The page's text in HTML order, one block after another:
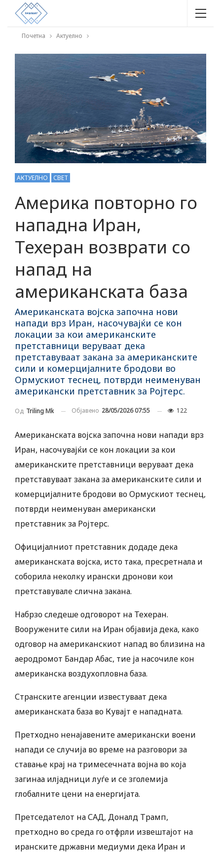
Почетна Актуелно
АКТУЕЛНО СВЕТ
Америка повторно го
нападна Иран,
Техеран возврати со
напад на
американската база
Американската војска започна нови
напади врз Иран, насочувајќи се кон
локации за кои американските
претставници веруваат дека
претставуваат закана за американските
сили и комерцијалните бродови во
Ормускиот теснец, потврди неименуван
американски претставник за Ројтерс.
Од Triling Mk Објавено 28/05/2026 07:55 122
Американската војска започна нови напади врз
Иран, насочувајќи се кон локации за кои
американските претставници веруваат дека
претставуваат закана за американските сили и
комерцијалните бродови во Ормускиот теснец,
потврди неименуван американски
претставник за Ројтерс.
Официјалниот претставник додаде дека
американската војска, исто така, пресретнала и
соборила неколку ирански дронови кои
претставувале слична закана.
Набрзо следеше одговорот на Техеран.
Вооружените сили на Иран објавија дека, како
одговор на американскиот напад во близина на
аеродромот Бандар Абас, тие ја насочиле кон
американска воздухопловна база.
Странските агенции известуваат дека
американската база во Кувајт е нападната.
Претходно ненајавените американски воени
напади се случија во време на разговори за
ставање крај на тримесечната војна во која
загинаа илјадници луѓе и се зголемија
глобалните цени на енергијата.
Претседателот на САД, Доналд Трамп,
претходно во среда го отфрли извештајот на
иранските државни медиуми дека Иран и